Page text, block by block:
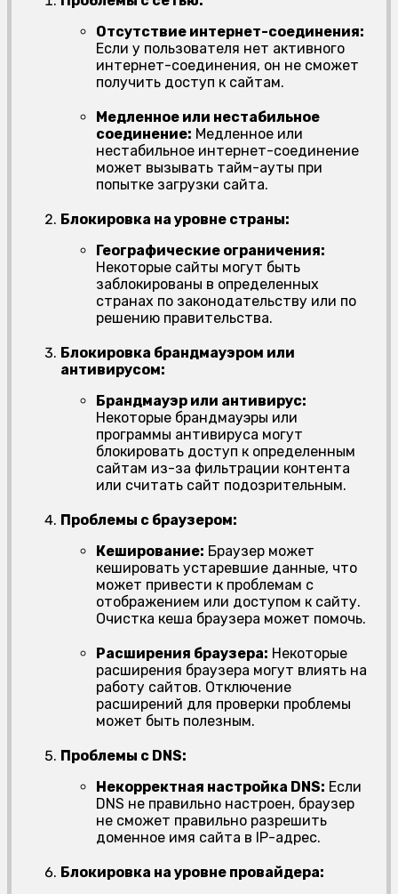
Отсутствие интернет-соединения:
Если у пользователя нет активного
интернет-соединения, он не сможет
получить доступ к сайтам.
Медленное или нестабильное
соединение: Медленное или
нестабильное интернет-соединение
может вызывать тайм-ауты при
попытке загрузки сайта.
Блокировка на уровне страны:
Географические ограничения:
Некоторые сайты могут быть
заблокированы в определенных
странах по законодательству или по
решению правительства.
Блокировка брандмауэром или
антивирусом:
Брандмауэр или антивирус:
Некоторые брандмауэры или
программы антивируса могут
блокировать доступ к определенным
сайтам из-за фильтрации контента
или считать сайт подозрительным.
Проблемы с браузером:
Кеширование: Браузер может
кешировать устаревшие данные, что
может привести к проблемам с
отображением или доступом к сайту.
Очистка кеша браузера может помочь.
Расширения браузера: Некоторые
расширения браузера могут влиять на
работу сайтов. Отключение
расширений для проверки проблемы
может быть полезным.
Проблемы с DNS:
Некорректная настройка DNS: Если
DNS не правильно настроен, браузер
не сможет правильно разрешить
доменное имя сайта в IP-адрес.
Блокировка на уровне провайдера: